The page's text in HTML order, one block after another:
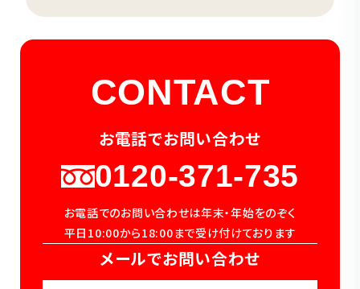
CONTACT
お電話でお問い合わせ
0120-371-735
お電話でのお問い合わせは年末・年始をのぞく
平日10:00から18:00まで受け付けております
メールでお問い合わせ